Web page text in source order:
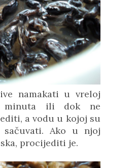
namakati u vreloj
minuta ili dok ne
a vodu u kojoj su
sačuvati. Ako u njoj
procijediti je.